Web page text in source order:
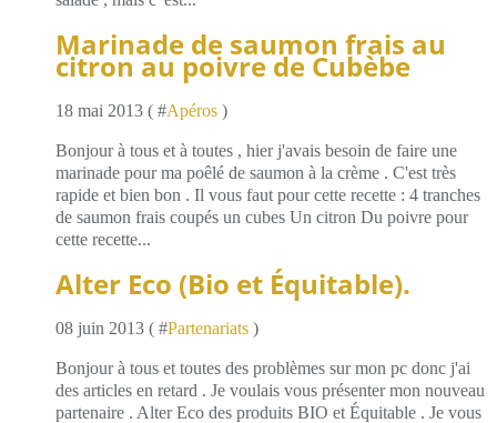
Marinade de saumon frais au
citron au poivre de Cubèbe
18 mai 2013 ( #Apéros )
Bonjour à tous et à toutes , hier j'avais besoin de faire une
marinade pour ma poêlé de saumon à la crème . C'est très
rapide et bien bon . Il vous faut pour cette recette : 4 tranches
de saumon frais coupés un cubes Un citron Du poivre pour
cette recette...
Alter Eco (Bio et Équitable).
08 juin 2013 ( #Partenariats )
Bonjour à tous et toutes des problèmes sur mon pc donc j'ai
des articles en retard . Je voulais vous présenter mon nouveau
partenaire . Alter Eco des produits BIO et Équitable . Je vous